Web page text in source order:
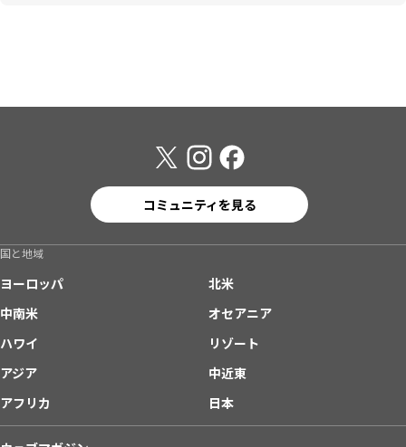
コミュニティを見る
国と地域
ヨーロッパ
北米
中南米
オセアニア
ハワイ
リゾート
アジア
中近東
アフリカ
日本